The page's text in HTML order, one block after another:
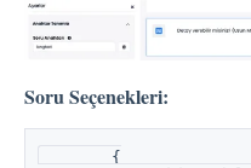
Soru Seçenekleri:
       {